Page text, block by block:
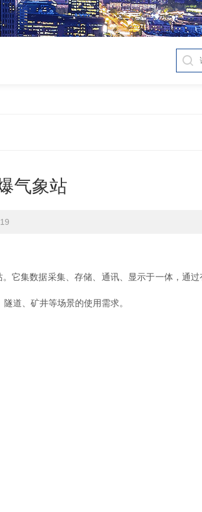
气象站
它集数据采集、存储、通讯、显示于一体，通
道、矿井等场景的使用需求。